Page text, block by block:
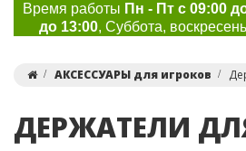
Время работы Пн - Пт с 09:00
до 13:00, Суббота,
АКСЕССУАРЫ для игроков
ДЕРЖАТЕЛИ